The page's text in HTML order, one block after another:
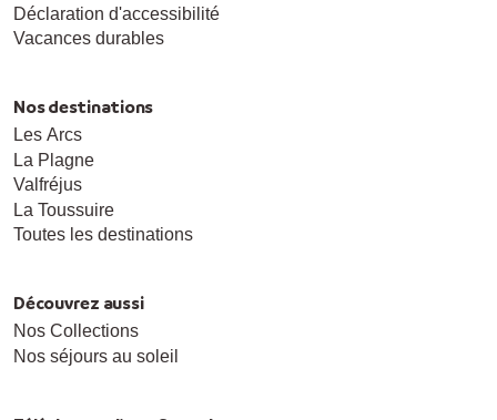
Déclaration d'accessibilité
Vacances durables
Nos destinations
Les Arcs
La Plagne
Valfréjus
La Toussuire
Toutes les destinations
Découvrez aussi
Nos Collections
Nos séjours au soleil